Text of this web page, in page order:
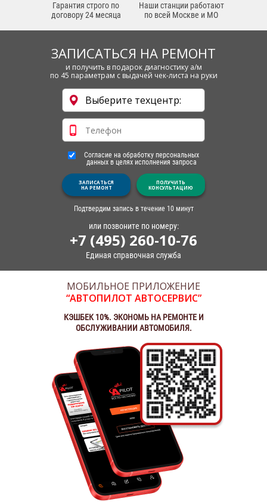
Гарантия строго по
договору 24 месяца
Наши станции работают
по всей Москве и МО
ЗАПИСАТЬСЯ НА РЕМОНТ
и получить в подарок диагностику а/м
по 45 параметрам с выдачей чек-листа на руки
Согласие на обработку персональных
данных в целях исполнения запроса
ЗАПИСАТЬСЯ
НА РЕМОНТ
ПОЛУЧИТЬ
КОНСУЛЬТАЦИЮ
Подтвердим запись в течение 10 минут
или позвоните по номеру:
+7 (495) 260-10-76
Единая справочная служба
МОБИЛЬНОЕ ПРИЛОЖЕНИЕ
“АВТОПИЛОТ АВТОСЕРВИС”
КЭШБЕК 10%. ЭКОНОМЬ НА РЕМОНТЕ И
ОБСЛУЖИВАНИИ АВТОМОБИЛЯ.